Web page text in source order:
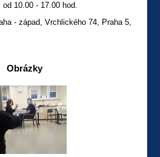
od 10.00 - 17.00 hod.
- západ, Vrchlického 74, Praha 5,
Obrázky